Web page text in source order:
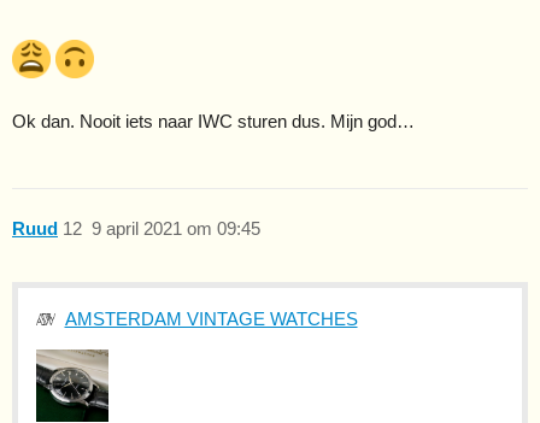
Ok dan. Nooit iets naar IWC sturen dus. Mijn god…
Ruud 9 april 2021 om 09:45
12
AMSTERDAM VINTAGE WATCHES